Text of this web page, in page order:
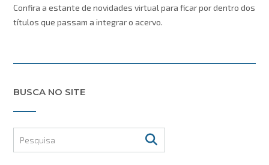
Confira a estante de novidades virtual para ficar por dentro dos
títulos que passam a integrar o acervo.
BUSCA NO SITE